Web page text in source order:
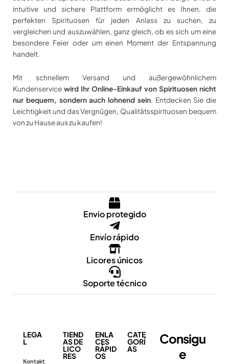
intuitive und sichere Plattform ermöglicht es Ihnen, die
perfekten Spirituosen für jeden Anlass zu suchen, zu
vergleichen und auszuwählen, ganz gleich, ob es sich um eine
besondere Feier oder um einen Moment der Entspannung
handelt.
Mit schnellem Versand und außergewöhnlichem
Kundenservice wird Ihr Online-Einkauf von Spirituosen nicht
nur bequem, sondern auch lohnend sein. Entdecken Sie die
Leichtigkeit und das Vergnügen, Qualitätsspirituosen bequem
von zu Hause aus zu kaufen!
Envio protegido
Envío rápido
Licores únicos
Soporte técnico
LEGA
L
Kontakt
TIEND
AS DE
LICO
RES
ENLA
CES
RÁPID
OS
CATE
GORÍ
AS
Consigu
e